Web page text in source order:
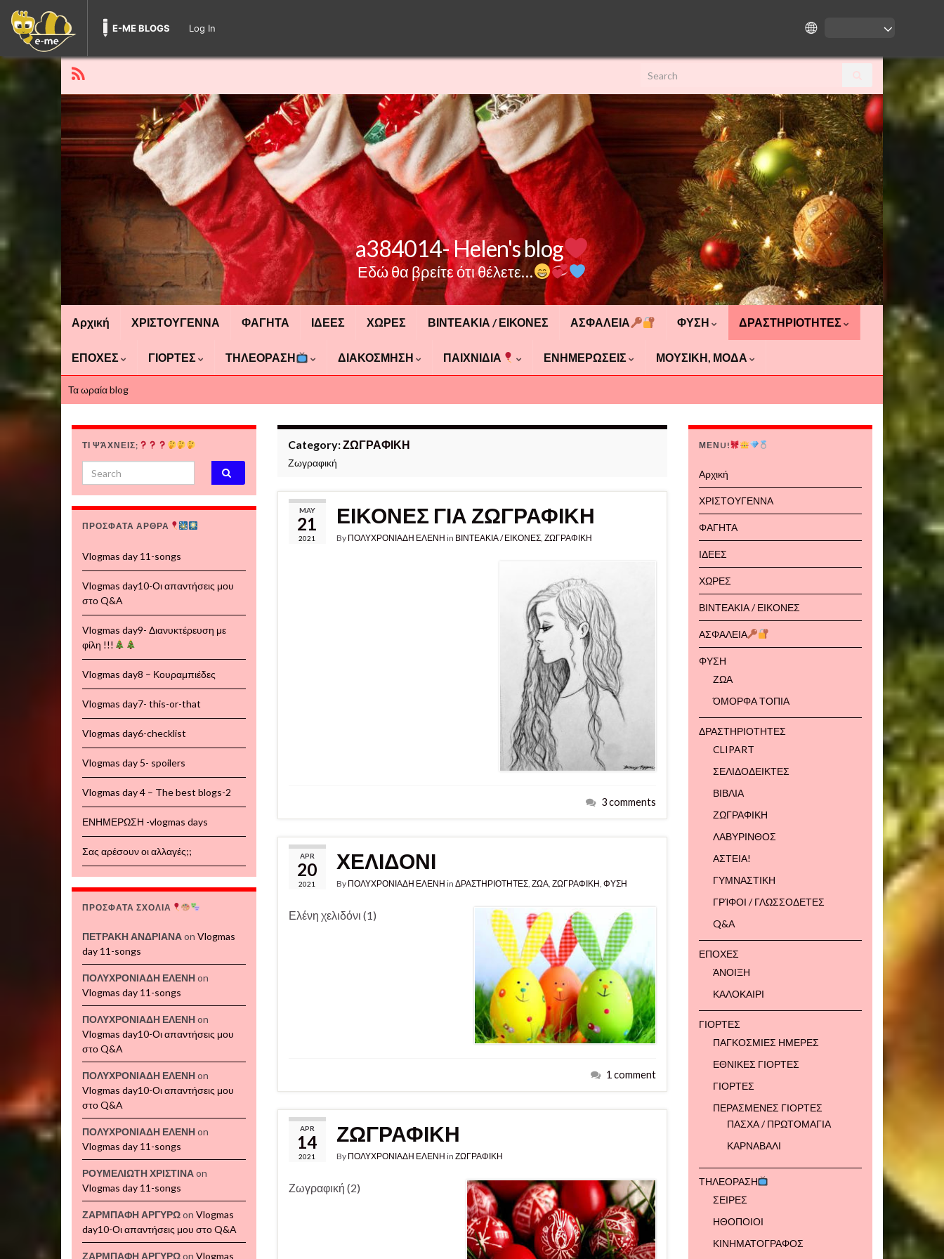
E-ME BLOGS Log In
Search for:
a384014- Helen's blog
Εδώ θα βρείτε ότι θέλετε…
Αρχική ΧΡΙΣΤΟΥΓΕΝΝΑ ΦΑΓΗΤΑ ΙΔΕΕΣ ΧΩΡΕΣ ΒΙΝΤΕΑΚΙΑ / ΕΙΚΟΝΕΣ ΑΣΦΑΛΕΙΑ ΦΥΣΗ ΔΡΑΣΤΗΡΙΟΤΗΤΕΣ
ΕΠΟΧΕΣ ΓΙΟΡΤΕΣ ΤΗΛΕΟΡΑΣΗ ΔΙΑΚΟΣΜΗΣΗ ΠΑΙΧΝΙΔΙΑ ΕΝΗΜΕΡΩΣΕΙΣ ΜΟΥΣΙΚΗ, ΜΟΔΑ
Τα ωραία blog
Category:ΖΩΓΡΑΦΙΚΗ
Ζωγραφική
MAY
21
2021
ΕΙΚΟΝΕΣ ΓΙΑ ΖΩΓΡΑΦΙΚΗ
By ΠΟΛΥΧΡΟΝΙΑΔΗ ΕΛΕΝΗ in ΒΙΝΤΕΑΚΙΑ / ΕΙΚΟΝΕΣ, ΖΩΓΡΑΦΙΚΗ
3 comments
APR
20
2021
ΧΕΛΙΔΟΝΙ
By ΠΟΛΥΧΡΟΝΙΑΔΗ ΕΛΕΝΗ in ΔΡΑΣΤΗΡΙΟΤΗΤΕΣ, ΖΩΑ, ΖΩΓΡΑΦΙΚΗ, ΦΥΣΗ
Ελένη χελιδόνι (1)
1 comment
APR
14
2021
ΖΩΓΡΑΦΙΚΗ
By ΠΟΛΥΧΡΟΝΙΑΔΗ ΕΛΕΝΗ in ΖΩΓΡΑΦΙΚΗ
Ζωγραφική (2)
ΤΙ ΨΆΧΝΕΙΣ;
Search for:
ΠΡΟΣΦΑΤΑ ΑΡΘΡΑ
Vlogmas day 11-songs
Vlogmas day10-Οι απαντήσεις μου
στο Q&A
Vlogmas day9- Διανυκτέρευση με
φίλη !!!
Vlogmas day8 – Κουραμπιέδες
Vlogmas day7- this-or-that
Vlogmas day6-checklist
Vlogmas day 5- spoilers
Vlogmas day 4 – The best blogs-2
ΕΝΗΜΕΡΩΣΗ -vlogmas days
Σας αρέσουν οι αλλαγές;;
ΠΡΟΣΦΑΤΑ ΣΧΟΛΙΑ
ΠΕΤΡΑΚΗ ΑΝΔΡΙΑΝΑon Vlogmas
day 11-songs
ΠΟΛΥΧΡΟΝΙΑΔΗ ΕΛΕΝΗon
Vlogmas day 11-songs
ΠΟΛΥΧΡΟΝΙΑΔΗ ΕΛΕΝΗon
Vlogmas day10-Οι απαντήσεις μου
στο Q&A
ΠΟΛΥΧΡΟΝΙΑΔΗ ΕΛΕΝΗon
Vlogmas day10-Οι απαντήσεις μου
στο Q&A
ΠΟΛΥΧΡΟΝΙΑΔΗ ΕΛΕΝΗon
Vlogmas day 11-songs
ΡΟΥΜΕΛΙΩΤΗ ΧΡΙΣΤΙΝΑon
Vlogmas day 11-songs
ΖΑΡΜΠΑΦΗ ΑΡΓΥΡΩon Vlogmas
day10-Οι απαντήσεις μου στο Q&A
ΖΑΡΜΠΑΦΗ ΑΡΓΥΡΩon Vlogmas
ΜΕΝU!
Αρχική
ΧΡΙΣΤΟΥΓΕΝΝΑ
ΦΑΓΗΤΑ
ΙΔΕΕΣ
ΧΩΡΕΣ
ΒΙΝΤΕΑΚΙΑ / ΕΙΚΟΝΕΣ
ΑΣΦΑΛΕΙΑ
ΦΥΣΗ
ΖΩΑ
ΌΜΟΡΦΑ ΤΟΠΙΑ
ΔΡΑΣΤΗΡΙΟΤΗΤΕΣ
CLIPART
ΣΕΛΙΔΟΔΕΙΚΤΕΣ
ΒΙΒΛΙΑ
ΖΩΓΡΑΦΙΚΗ
ΛΑΒΥΡΙΝΘΟΣ
ΑΣΤΕΙΑ!
ΓΥΜΝΑΣΤΙΚΗ
ΓΡΊΦΟΙ / ΓΛΩΣΣΟΔΕΤΕΣ
Q&A
ΕΠΟΧΕΣ
ΆΝΟΙΞΗ
ΚΑΛΟΚΑΙΡΙ
ΓΙΟΡΤΕΣ
ΠΑΓΚΟΣΜΙΕΣ ΗΜΕΡΕΣ
ΕΘΝΙΚΕΣ ΓΙΟΡΤΕΣ
ΓΙΟΡΤΕΣ
ΠΕΡΑΣΜΕΝΕΣ ΓΙΟΡΤΕΣ
ΠΑΣΧΑ / ΠΡΩΤΟΜΑΓΙΑ
ΚΑΡΝΑΒΑΛΙ
ΤΗΛΕΟΡΑΣΗ
ΣΕΙΡΕΣ
ΗΘΟΠΟΙΟΙ
ΚΙΝΗΜΑΤΟΓΡΑΦΟΣ